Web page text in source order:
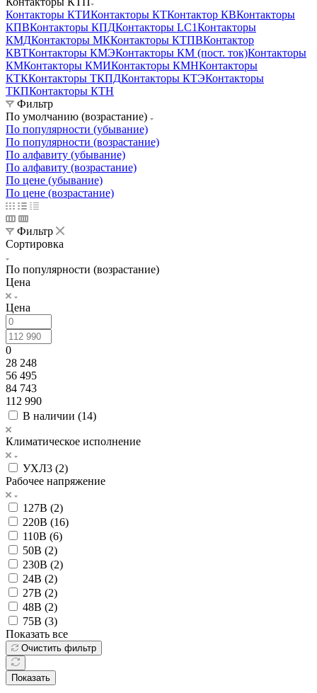
Контакторы КТИКонтакторы КТКонтактор КВКонтакторы
КПВКонтакторы КПДКонтакторы LC1Контакторы
КМДКонтакторы МККонтакторы КТПВКонтактор
КВТКонтакторы КМЭКонтакторы КМ (пост. ток)Контакторы
КМКонтакторы КМИКонтакторы КМНКонтакторы
КТККонтакторы ТКПДКонтакторы КТЭКонтакторы
ТКПКонтакторы КТН
Фильтр
По умолчанию (возрастание)
По популярности (убывание)
По популярности (возрастание)
По алфавиту (убывание)
По алфавиту (возрастание)
По цене (убывание)
По цене (возрастание)
Фильтр
Сортировка
По популярности (возрастание)
Цена
Цена
0
28 248
56 495
84 743
112 990
В наличии (14)
Климатическое исполнение
УХЛ3 (2)
Рабочее напряжение
127В (2)
220В (16)
110В (6)
50В (2)
230В (2)
24В (2)
27В (2)
48В (2)
75В (3)
Показать все
Очистить фильтр
Показать